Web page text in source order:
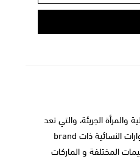
الجريئة، والتي تعد
قطعة مميزة من الاكسسوارات التي يتم ارتدائها بشكل يومي، يقدمها لكى متجر كيوت و هو متجر متخصص في الحقائيب و الاكسسوارات النسائية ذات brand
المختلفة و الماركات